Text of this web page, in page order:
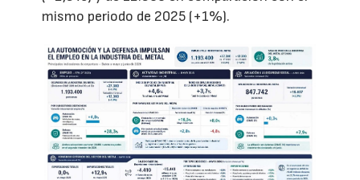
mismo periodo de 2025 (+1%).